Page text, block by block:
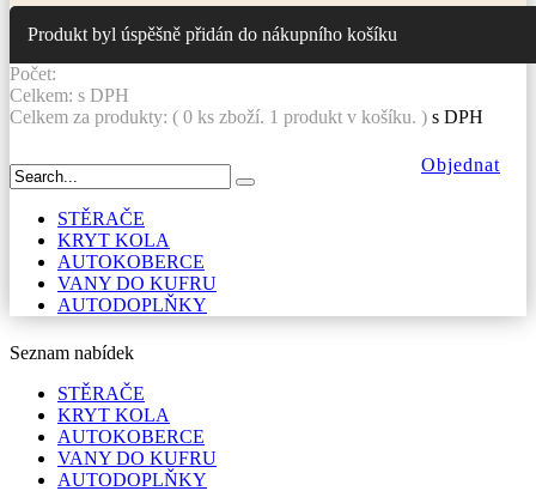
Produkt byl úspěšně přidán do nákupního košíku
Počet:
Celkem: s DPH
Celkem za produkty: ( 0 ks zboží. 1 produkt v košíku. ) s DPH
Objednat
STĚRAČE
KRYT KOLA
AUTOKOBERCE
VANY DO KUFRU
AUTODOPLŇKY
Seznam nabídek
STĚRAČE
KRYT KOLA
AUTOKOBERCE
VANY DO KUFRU
AUTODOPLŇKY